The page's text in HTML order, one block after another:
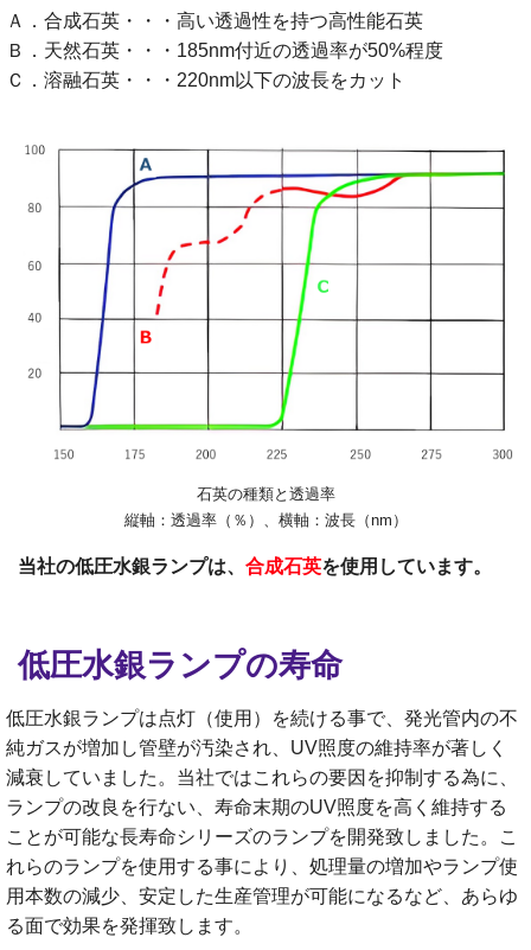
Ａ．合成石英・・・高い透過性を持つ高性能石英
Ｂ．天然石英・・・185nm付近の透過率が50%程度
Ｃ．溶融石英・・・220nm以下の波長をカット
石英の種類と透過率
縦軸：透過率（％）、横軸：波長（nm）
当社の低圧水銀ランプは、 合成石英を使用しています。
低圧水銀ランプの寿命
低圧水銀ランプは点灯（使用）を続ける事で、発光管内の不
純ガスが増加し管壁が汚染され、UV照度の維持率が著しく
減衰していました。 当社ではこれらの要因を抑制する為に、
ランプの改良を行ない、寿命末期のUV照度を高く維持する
ことが可能な長寿命シリーズのランプを開発致しました。
こ
れらのランプを使用する事により、処理量の増加やランプ使
用本数の減少、安定した生産管理が可能になるなど、あらゆ
る面で効果を発揮致します。